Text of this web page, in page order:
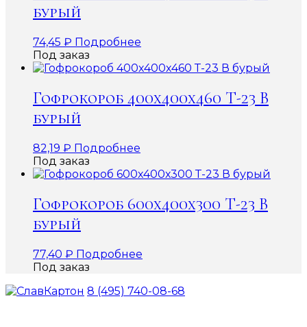
бурый
74,45 ₽ Подробнее
Под заказ
Гофрокороб 400х400х460 Т-23 В
бурый
82,19 ₽ Подробнее
Под заказ
Гофрокороб 600х400х300 Т-23 В
бурый
77,40 ₽ Подробнее
Под заказ
8 (495) 740-08-68